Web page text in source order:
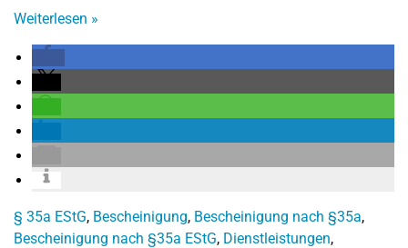
Weiterlesen »
§ 35a EStG, Bescheinigung, Bescheinigung nach §35a,
Bescheinigung nach §35a EStG, Dienstleistungen,